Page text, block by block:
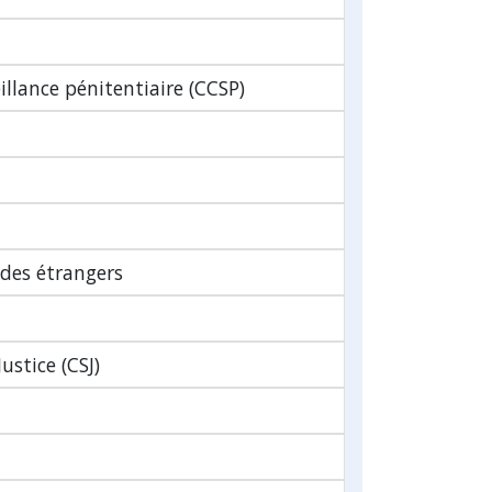
pénitentiaire (CCSP)
étrangers
(CSJ)